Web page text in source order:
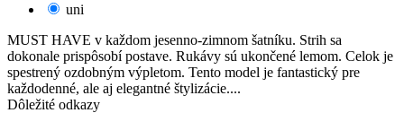
uni
MUST HAVE v každom jesenno-zimnom šatníku. Strih sa
dokonale prispôsobí postave. Rukávy sú ukončené lemom. Celok je
spestrený ozdobným výpletom. Tento model je fantastický pre
každodenné, ale aj elegantné štylizácie....
Dôležité odkazy